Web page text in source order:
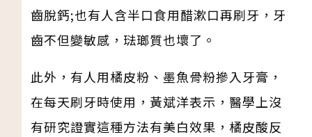
齒脫鈣;也有人含半口食用醋漱口再刷牙，牙
齒不但變敏感，琺瑯質也壞了。
此外，有人用橘皮粉、墨魚骨粉摻入牙膏，
在每天刷牙時使用，黃斌洋表示，醫學上沒
有研究證實這種方法有美白效果，橘皮酸反